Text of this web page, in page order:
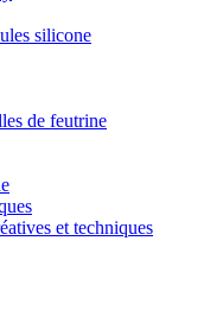
silicone
de feutrine
et techniques